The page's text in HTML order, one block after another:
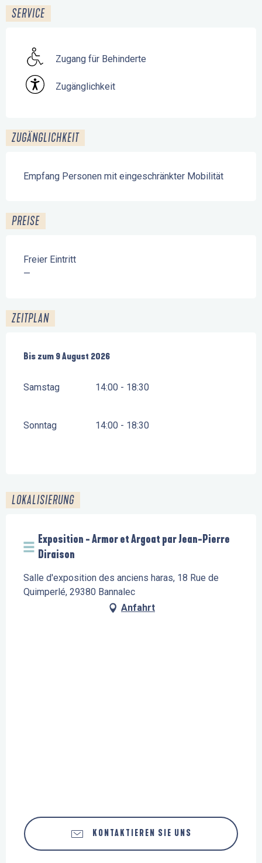
SERVICE
Zugang für Behinderte
Zugänglichkeit
ZUGÄNGLICHKEIT
Empfang Personen mit eingeschränkter Mobilität
PREISE
Freier Eintritt
—
ZEITPLAN
vom1 August 2026bis zum
Bis zum 9 August 2026
Samstag 14:00 - 18:30
Sonntag 14:00 - 18:30
LOKALISIERUNG
Exposition - Armor et Argoat par Jean-Pierre
Diraison
Salle d'exposition des anciens haras, 18 Rue de
Quimperlé, 29380 Bannalec
Anfahrt
KONTAKTIEREN SIE UNS